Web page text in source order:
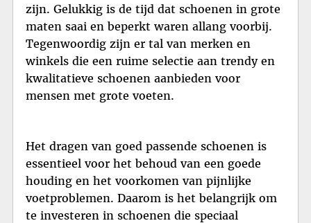
zijn. Gelukkig is de tijd dat schoenen in grote
maten saai en beperkt waren allang voorbij.
Tegenwoordig zijn er tal van merken en
winkels die een ruime selectie aan trendy en
kwalitatieve schoenen aanbieden voor
mensen met grote voeten.
Het dragen van goed passende schoenen is
essentieel voor het behoud van een goede
houding en het voorkomen van pijnlijke
voetproblemen. Daarom is het belangrijk om
te investeren in schoenen die speciaal